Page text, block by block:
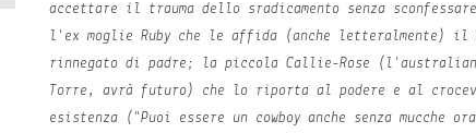
accettare il trauma dello sradicamento senza
l'ex moglie Ruby che le affida (anche letteralmente) il
rinnegato di padre; la piccola Callie-Rose
Torre, avrà futuro) che lo riporta al podere e al
esistenza ("Puoi essere un cowboy anche senza mucche